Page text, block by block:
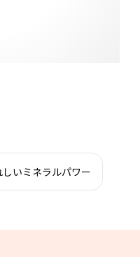
いミネラルパワー